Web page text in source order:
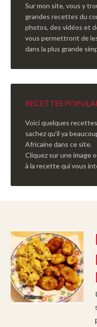
Sur mon site, vous y
grandes recettes du
photos, des vidéos et
vous permettront de
dans la plus grande
RECETTES
Voici quelques
sachez qu’il ya
Africaine dans ce site.
Cliquez sur une image
à la recette qui vous